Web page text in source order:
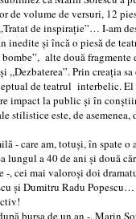
de volume de versuri, 12
de inspiraţie”… I-am
inedite şi încă o piesă de
alte două fragmente
,,Dezbaterea”. Prin creaţia
de teatrul interbelic.
impact la public şi în
stilistice este, de asemenea,
- care am, totuşi, în spate o
lungul a 40 de ani şi două
-, cei mai valoroşi doi
şi Dumitru Radu Popescu…
bursa de un an -, Marin